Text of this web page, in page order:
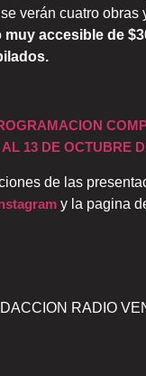
verán cuatro obras
muy accesible de
13 DE OCTUBRE
de las
y la pagina
RADIO